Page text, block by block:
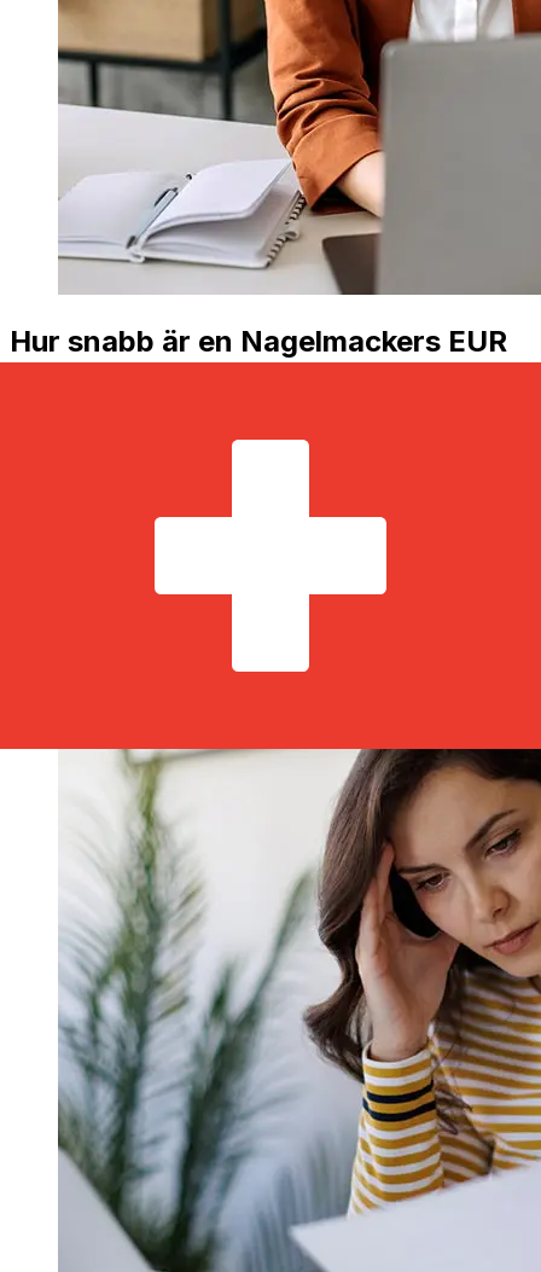
Hur snabb är en Nagelmackers EUR
banköverföringar 1 till 5 arbetsdagar. Faktorer som
undvika förseningar.